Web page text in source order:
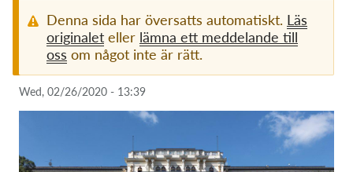
Exercise your rights!
Donations
Denna sida har översatts automatiskt. Läs
originalet eller lämna ett meddelande till
oss om något inte är rätt.
Wed, 02/26/2020 - 13:39